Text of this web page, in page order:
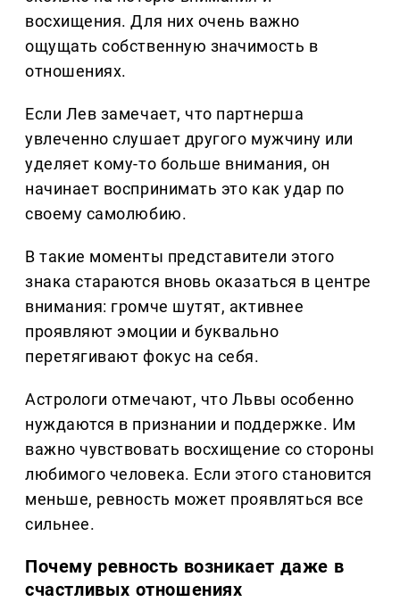
восхищения. Для них очень важно
ощущать собственную значимость в
отношениях.
Если Лев замечает, что партнерша
увлеченно слушает другого мужчину или
уделяет кому-то больше внимания, он
начинает воспринимать это как удар по
своему самолюбию.
В такие моменты представители этого
знака стараются вновь оказаться в центре
внимания: громче шутят, активнее
проявляют эмоции и буквально
перетягивают фокус на себя.
Астрологи отмечают, что Львы особенно
нуждаются в признании и поддержке. Им
важно чувствовать восхищение со стороны
любимого человека. Если этого становится
меньше, ревность может проявляться все
сильнее.
Почему ревность возникает даже в
счастливых отношениях